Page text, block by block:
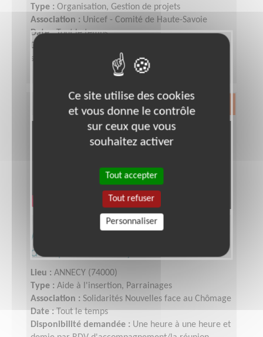
Type : Organisation, Gestion de projets
Association : Unicef - Comité de Haute-Savoie
Date :Tout le temps
Disponibilité demandée :
semaine avec possibilité de temps forts annuels
Accompagnement de chercheur
d'emploi - Annecy
Lieu : ANNECY (74000)
Type : Aide à l'insertion, Parrainages
Association : Solidarités Nouvelles face au Chômage
Date :Tout le temps
Disponibilité demandée : Une heure à une heure et
Ce site utilise des cookies
et vous donne le contrôle
sur ceux que vous
souhaitez activer
Tout accepter
Tout refuser
Personnaliser